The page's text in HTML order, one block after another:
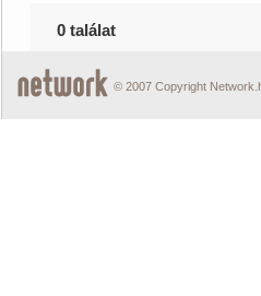
0 találat
© 2007 Copyright